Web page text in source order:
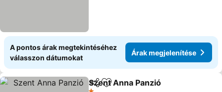
A pontos árak megtekintéséhez
válasszon dátumokat
Árak megjelenítése
Megosztás
Hozzáadás a kedvencekhez
Szent Anna Panzió